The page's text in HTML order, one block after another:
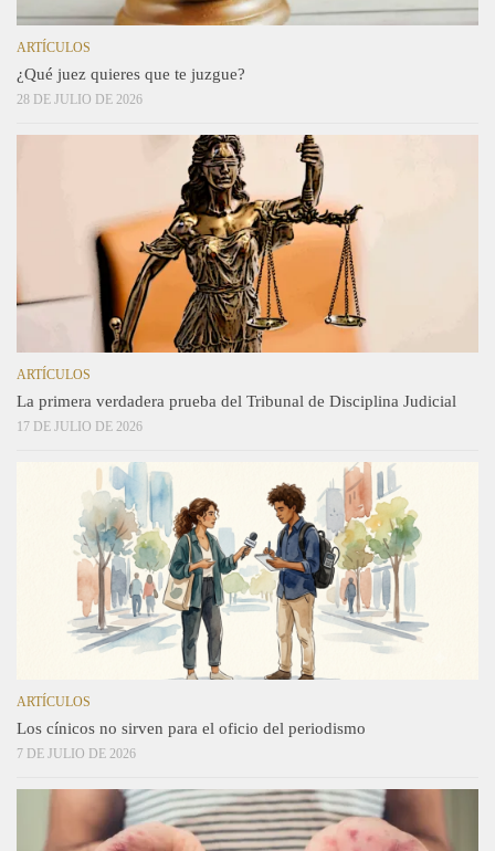
ARTÍCULOS
¿Qué juez quieres que te juzgue?
28 DE JULIO DE 2026
ARTÍCULOS
La primera verdadera prueba del Tribunal de Disciplina Judicial
17 DE JULIO DE 2026
ARTÍCULOS
Los cínicos no sirven para el oficio del periodismo
7 DE JULIO DE 2026